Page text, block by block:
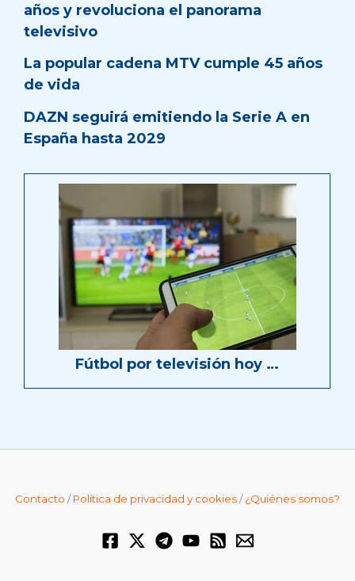
años y revoluciona el panorama
televisivo
La popular cadena MTV cumple 45 años
de vida
DAZN seguirá emitiendo la Serie A en
España hasta 2029
Fútbol por televisión hoy …
Contacto /Política de privacidad y cookies/¿Quiénes somos?